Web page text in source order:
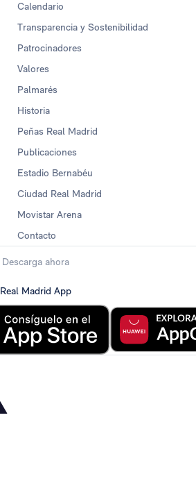
Calendario
Transparencia y Sostenibilidad
Patrocinadores
Valores
Palmarés
Historia
Peñas Real Madrid
Publicaciones
Estadio Bernabéu
Ciudad Real Madrid
Movistar Arena
Contacto
Descarga ahora
Real Madrid App